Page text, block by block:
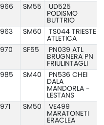
1966 SM55
UD525
PODISMO
BUTTRIO
1963 SM60
TS044 TRIESTE
ATLETICA
1970 SF55
PN039 ATL
BRUGNERA PN
FRIULINTAGLI
1985 SM40
PN536 CHEI
DALA
MANDORLA -
LESTANS
1971 SM50
VE499
MARATONETI
ERACLEA